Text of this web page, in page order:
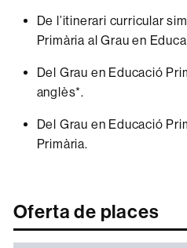
De l’itinerari curricular
Primària al Grau en
Del Grau en Educació
anglès*.
Del Grau en Educació
Primària.
Oferta de places